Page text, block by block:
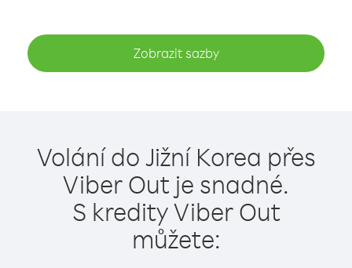
Zobrazit sazby
Volání do Jižní Korea přes
Viber Out je snadné.
S kredity Viber Out
můžete: